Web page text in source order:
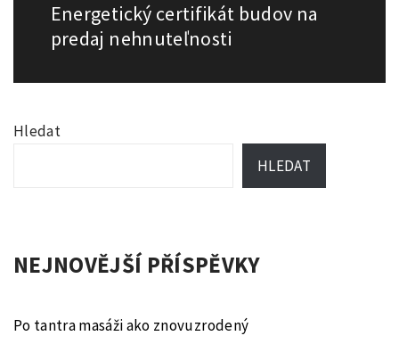
Next
post:
Energetický certifikát budov na
predaj nehnuteľnosti
Hledat
HLEDAT
NEJNOVĚJŠÍ PŘÍSPĚVKY
Po tantra masáži ako znovuzrodený